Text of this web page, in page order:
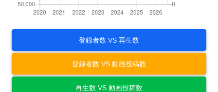
登録者数 VS 再生数
登録者数 VS 動画投稿数
再生数 VS 動画投稿数